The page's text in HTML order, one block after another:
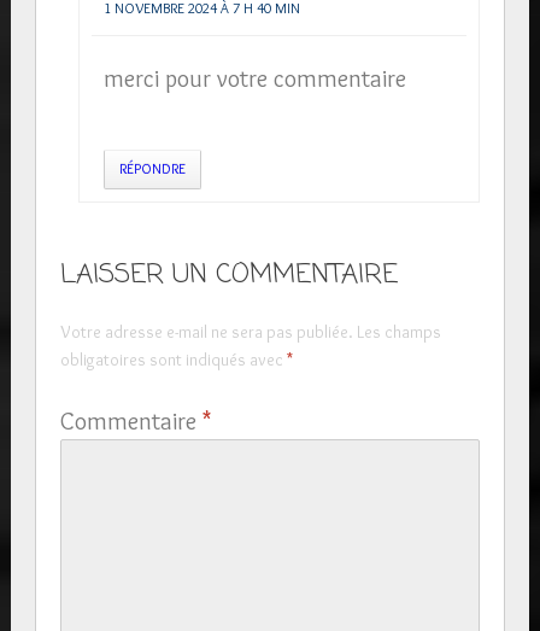
1 NOVEMBRE 2024 À 7 H 40 MIN
merci pour votre commentaire
RÉPONDRE
LAISSER UN COMMENTAIRE
Votre adresse e-mail ne sera pas publiée. Les champs
obligatoires sont indiqués avec *
Commentaire *